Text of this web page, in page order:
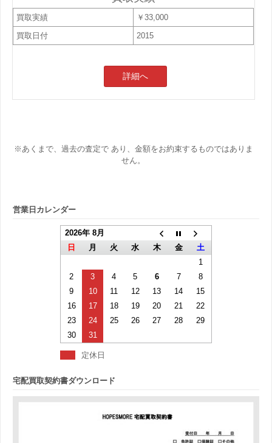
買取実績
￥33,000
買取日付
2015
詳細へ
※あくまで、過去の査定で あり、金額をお約束するものではありま
せん。
営業日カレンダー
2026年 8月
日
月 火 水 木 金
土
1
2
3 4 5 6 7
8
9
10 11 12 13 14
15
16
17 18 19 20 21
22
23
24 25 26 27 28
29
30
31
定休日
宅配買取契約書ダウンロード